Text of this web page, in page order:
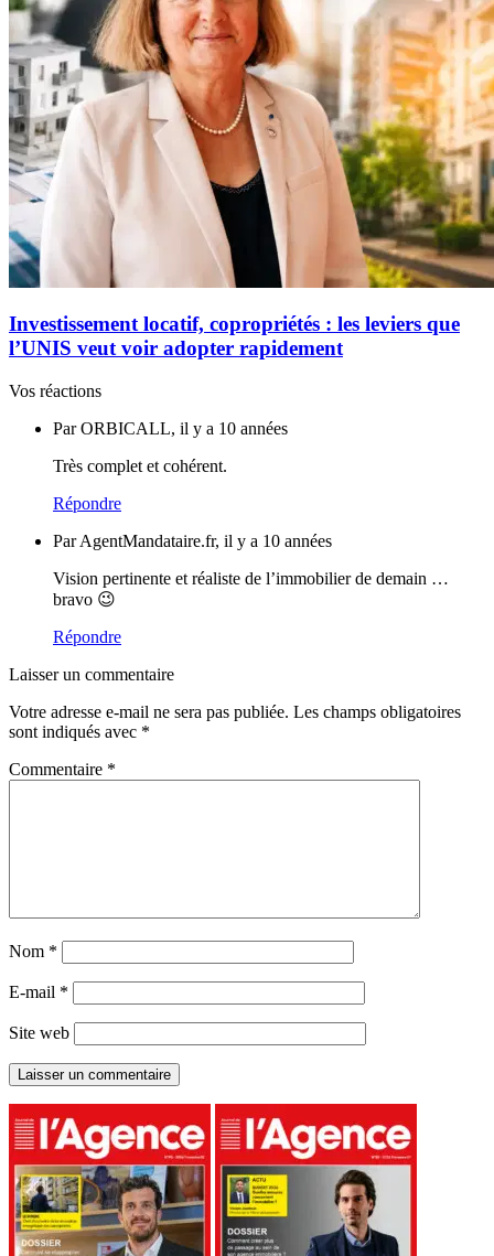
Investissement locatif, copropriétés : les leviers que
l’UNIS veut voir adopter rapidement
Vos réactions
Par ORBICALL, il y a 10 années
Très complet et cohérent.
Répondre
Par AgentMandataire.fr, il y a 10 années
Vision pertinente et réaliste de l’immobilier de demain …
bravo 😉
Répondre
Laisser un commentaire
Votre adresse e-mail ne sera pas publiée. Les champs obligatoires
sont indiqués avec *
Commentaire *
Nom *
E-mail *
Site web